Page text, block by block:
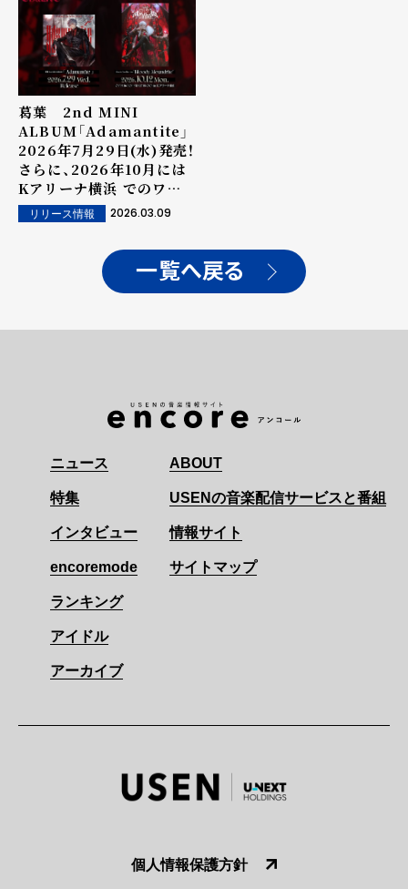
葛葉 2nd MINI
ALBUM「Adamantite」
2026年7月29日(水)発売！
さらに、2026年10月には
Kアリーナ横浜 でのワン
マンライブ開催も！
リリース情報 2026.03.09
一覧へ戻る
ニュース
特集
インタビュー
encoremode
ランキング
アイドル
アーカイブ
ABOUT
USENの音楽配信サービスと番組
情報サイト
サイトマップ
個人情報保護方針